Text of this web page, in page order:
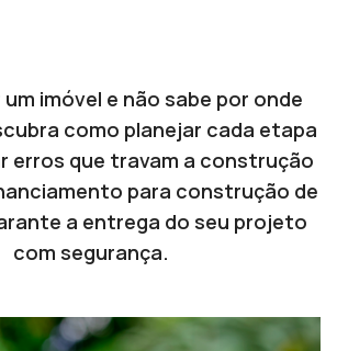
imóvel e não sabe por onde
como planejar cada etapa
erros que travam a construção
para construção de
a entrega do seu projeto
com segurança.